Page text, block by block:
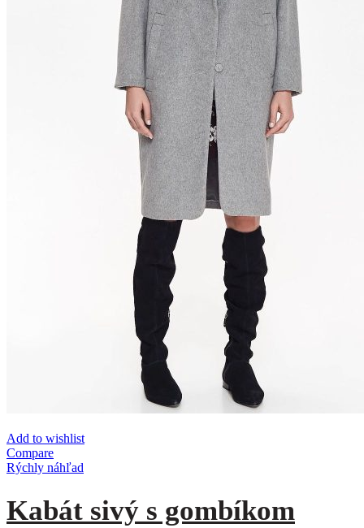
Add to wishlist
Compare
Rýchly náhľad
Kabát sivý s gombíkom